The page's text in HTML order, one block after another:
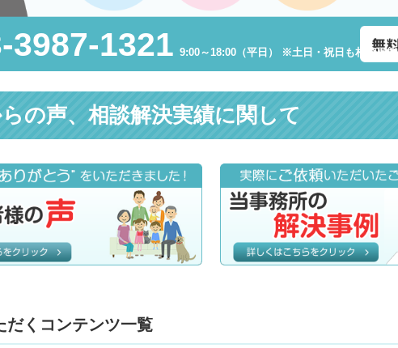
3987-1321 9:00～18:00（平日） ※土日・祝日も相談可能
の声、相談解決実績に関して
だくコンテンツ一覧